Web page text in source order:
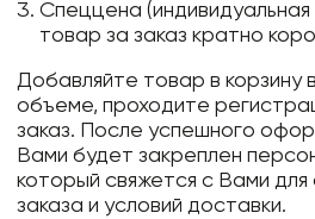
Спеццена
товар за заказ кратно
Добавляйте товар в корзину
объеме, проходите
заказ. После успешного
Вами будет закреплен
который свяжется с Вами для
заказа и условий доставки.